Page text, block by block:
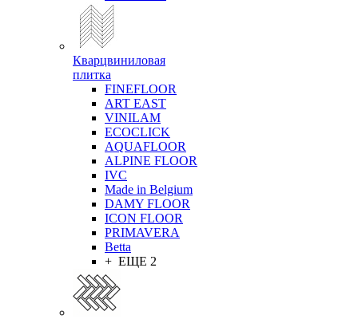
Кварцвиниловая
плитка
FINEFLOOR
ART EAST
VINILAM
ECOCLICK
AQUAFLOOR
ALPINE FLOOR
IVC
Made in Belgium
DAMY FLOOR
ICON FLOOR
PRIMAVERA
Betta
+ ЕЩЕ 2